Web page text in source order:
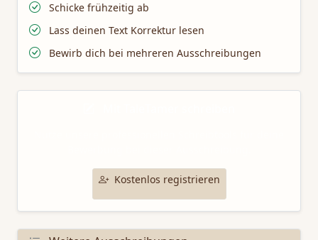
Schicke frühzeitig ab
Lass deinen Text Korrektur lesen
Bewirb dich bei mehreren Ausschreibungen
Kostenlos registrieren